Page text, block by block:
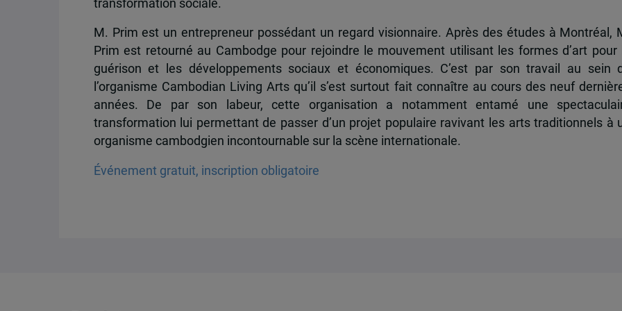
transformation sociale.
M. Prim est un entrepreneur possédant un regard visionnaire. Après des études à Montréal,
Prim est retourné au Cambodge pour rejoindre le mouvement utilisant les formes d’art pour
guérison et les développements sociaux et économiques. C’est par son travail au sein
l’organisme Cambodian Living Arts qu’il s’est surtout fait connaître au cours des neuf
années. De par son labeur, cette organisation a notamment entamé une
transformation lui permettant de passer d’un projet populaire ravivant les arts traditionnels à
organisme cambodgien incontournable sur la scène internationale.
Événement gratuit, inscription obligatoire